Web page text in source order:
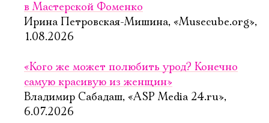
в Мастерской Фоменко
Ирина Петровская-Мишина, «Musecube.org»,
1.08.2026
«Кого же может полюбить урод? Конечно
самую красивую из женщин»
Владимир Сабадаш, «ASP Media 24.ru»,
6.07.2026